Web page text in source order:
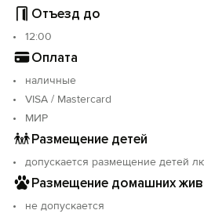
Отъезд до
12:00
Оплата
наличные
VISA / Mastercard
МИР
Размещение детей
допускается размещение детей
Размещение домашних
не допускается